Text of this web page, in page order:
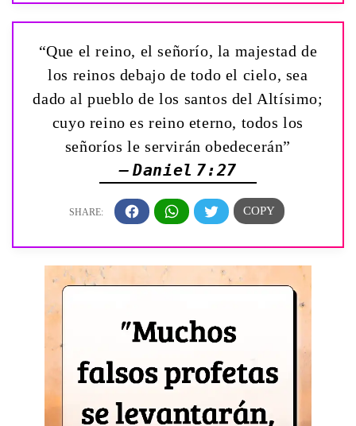
“Que el reino, el señorío, la majestad de
los reinos debajo de todo el cielo, sea
dado al pueblo de los santos del Altísimo;
cuyo reino es reino eterno, todos los
señoríos le servirán obedecerán”
— Daniel 7:27